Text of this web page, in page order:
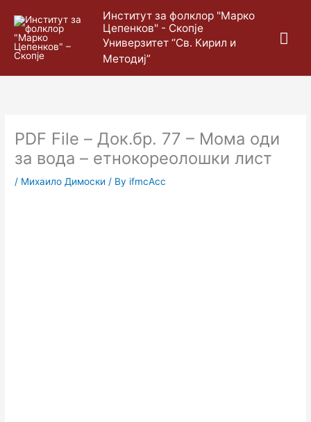
content
Институт за фолклор "Марко
Цепенков" - Скопје
Универзитет “Св. Кирил и
Методиј”
PDF File – Док.бр. 77 – Мома оди
за вода – етнокореолошки лист
/ Михаило Димоски / By ifmcAcc